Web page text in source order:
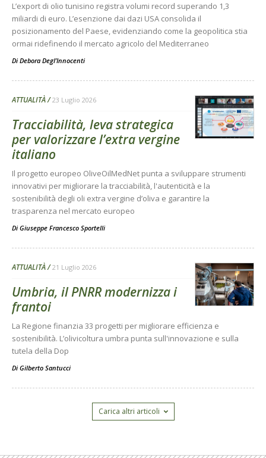
L’export di olio tunisino registra volumi record superando 1,3
miliardi di euro. L’esenzione dai dazi USA consolida il
posizionamento del Paese, evidenziando come la geopolitica stia
ormai ridefinendo il mercato agricolo del Mediterraneo
Di Debora Degl’Innocenti
ATTUALITÀ 23 Luglio 2026
Tracciabilità, leva strategica
per valorizzare l’extra vergine
italiano
Il progetto europeo OliveOilMedNet punta a sviluppare strumenti
innovativi per migliorare la tracciabilità, l'autenticità e la
sostenibilità degli oli extra vergine d’oliva e garantire la
trasparenza nel mercato europeo
Di Giuseppe Francesco Sportelli
ATTUALITÀ 21 Luglio 2026
Umbria, il PNRR modernizza i
frantoi
La Regione finanzia 33 progetti per migliorare efficienza e
sostenibilità. L’olivicoltura umbra punta sull'innovazione e sulla
tutela della Dop
Di Gilberto Santucci
Carica altri articoli